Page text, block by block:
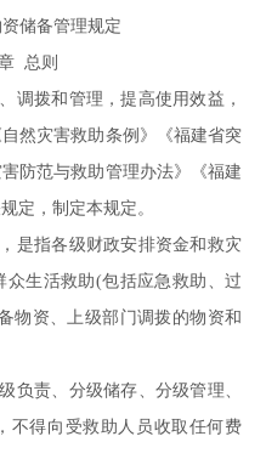
储备管理规定
总则
调拨和管理，提高使用效益，
然灾害救助条例》《福建省突
防范与救助管理办法》《福建
定，制定本规定。
是指各级财政安排资金和救灾
生活救助(包括应急救助、过
物资、上级部门调拨的物资和
负责、分级储存、分级管理、
不得向受救助人员收取任何费